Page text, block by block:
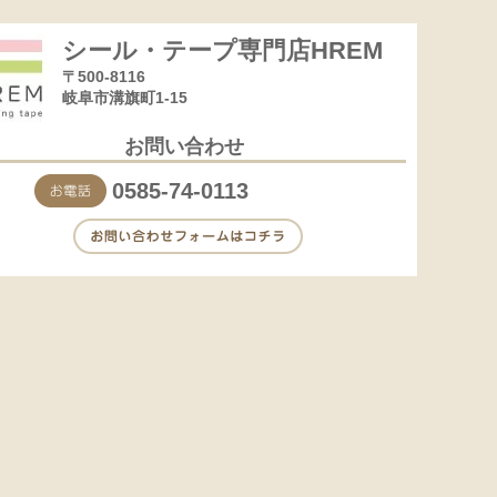
シール・テープ専門店HREM
〒500-8116
岐阜市溝旗町1-15
お問い合わせ
0585-74-0113